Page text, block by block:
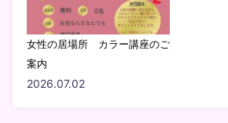
女性の居場所 カラー講座のご
案内
2026.07.02